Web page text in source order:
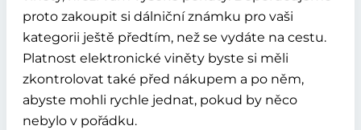
proto zakoupit si dálniční známku pro vaši
kategorii ještě předtím, než se vydáte na cestu.
Platnost elektronické viněty byste si měli
zkontrolovat také před nákupem a po něm,
abyste mohli rychle jednat, pokud by něco
nebylo v pořádku.